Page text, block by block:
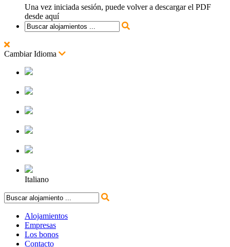
Una vez iniciada sesión, puede volver a descargar el PDF
desde aquí
Cambiar Idioma
Italiano
Alojamientos
Empresas
Los bonos
Contacto